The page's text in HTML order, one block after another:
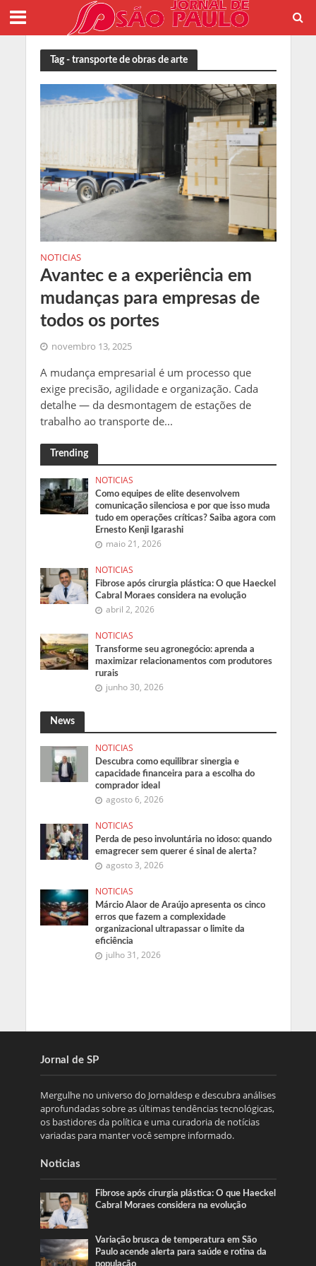
Tag - transporte de obras de arte
NOTICIAS
Avantec e a experiência em
mudanças para empresas de
todos os portes
novembro 13, 2025
A mudança empresarial é um processo que
exige precisão, agilidade e organização. Cada
detalhe — da desmontagem de estações de
trabalho ao transporte de...
Trending
NOTICIAS
Como equipes de elite desenvolvem
comunicação silenciosa e por que isso muda
tudo em operações críticas? Saiba agora com
Ernesto Kenji Igarashi
maio 21, 2026
NOTICIAS
Fibrose após cirurgia plástica: O que Haeckel
Cabral Moraes considera na evolução
abril 2, 2026
NOTICIAS
Transforme seu agronegócio: aprenda a
maximizar relacionamentos com produtores
rurais
junho 30, 2026
News
NOTICIAS
Descubra como equilibrar sinergia e
capacidade financeira para a escolha do
comprador ideal
agosto 6, 2026
NOTICIAS
Perda de peso involuntária no idoso: quando
emagrecer sem querer é sinal de alerta?
agosto 3, 2026
NOTICIAS
Márcio Alaor de Araújo apresenta os cinco
erros que fazem a complexidade
organizacional ultrapassar o limite da
eficiência
julho 31, 2026
Jornal de SP
Mergulhe no universo do Jornaldesp e descubra análises
aprofundadas sobre as últimas tendências tecnológicas,
os bastidores da política e uma curadoria de notícias
variadas para manter você sempre informado.
Noticias
Fibrose após cirurgia plástica: O que Haeckel
Cabral Moraes considera na evolução
Variação brusca de temperatura em São
Paulo acende alerta para saúde e rotina da
população